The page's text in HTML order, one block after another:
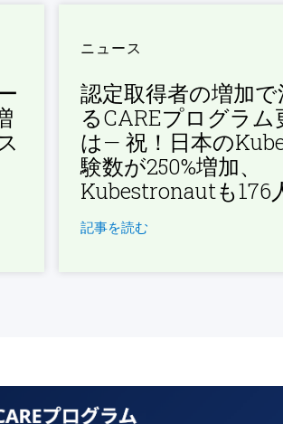
ニュース
認定取得者の増加
るCAREプログラム
は— 祝！日本の
験数が250%増加、
Kubestronautも176
記事を読む